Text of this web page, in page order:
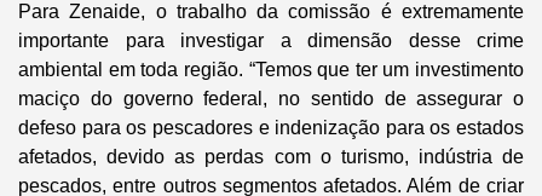
Para Zenaide, o trabalho da comissão é extremamente
importante para investigar a dimensão desse crime
ambiental em toda região. “Temos que ter um investimento
maciço do governo federal, no sentido de assegurar o
defeso para os pescadores e indenização para os estados
afetados, devido as perdas com o turismo, indústria de
pescados, entre outros segmentos afetados. Além de criar